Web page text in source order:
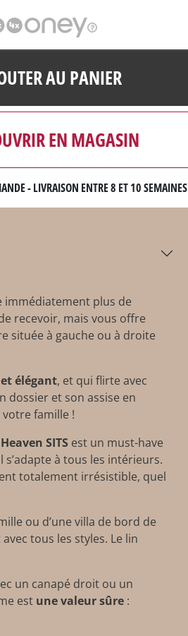
AU PANIER
EN MAGASIN
- LIVRAISON ENTRE 8 ET 10 SEMAINES
immédiatement plus de
recevoir, mais vous offre
située à gauche ou à droite
élégant, et qui flirte avec
dossier et son assise en
famille !
SITS est un must-have
à tous les intérieurs.
totalement irrésistible, quel
ou d’une villa de bord de
tous les styles. Le lin
un canapé droit ou un
est une valeur sûre :